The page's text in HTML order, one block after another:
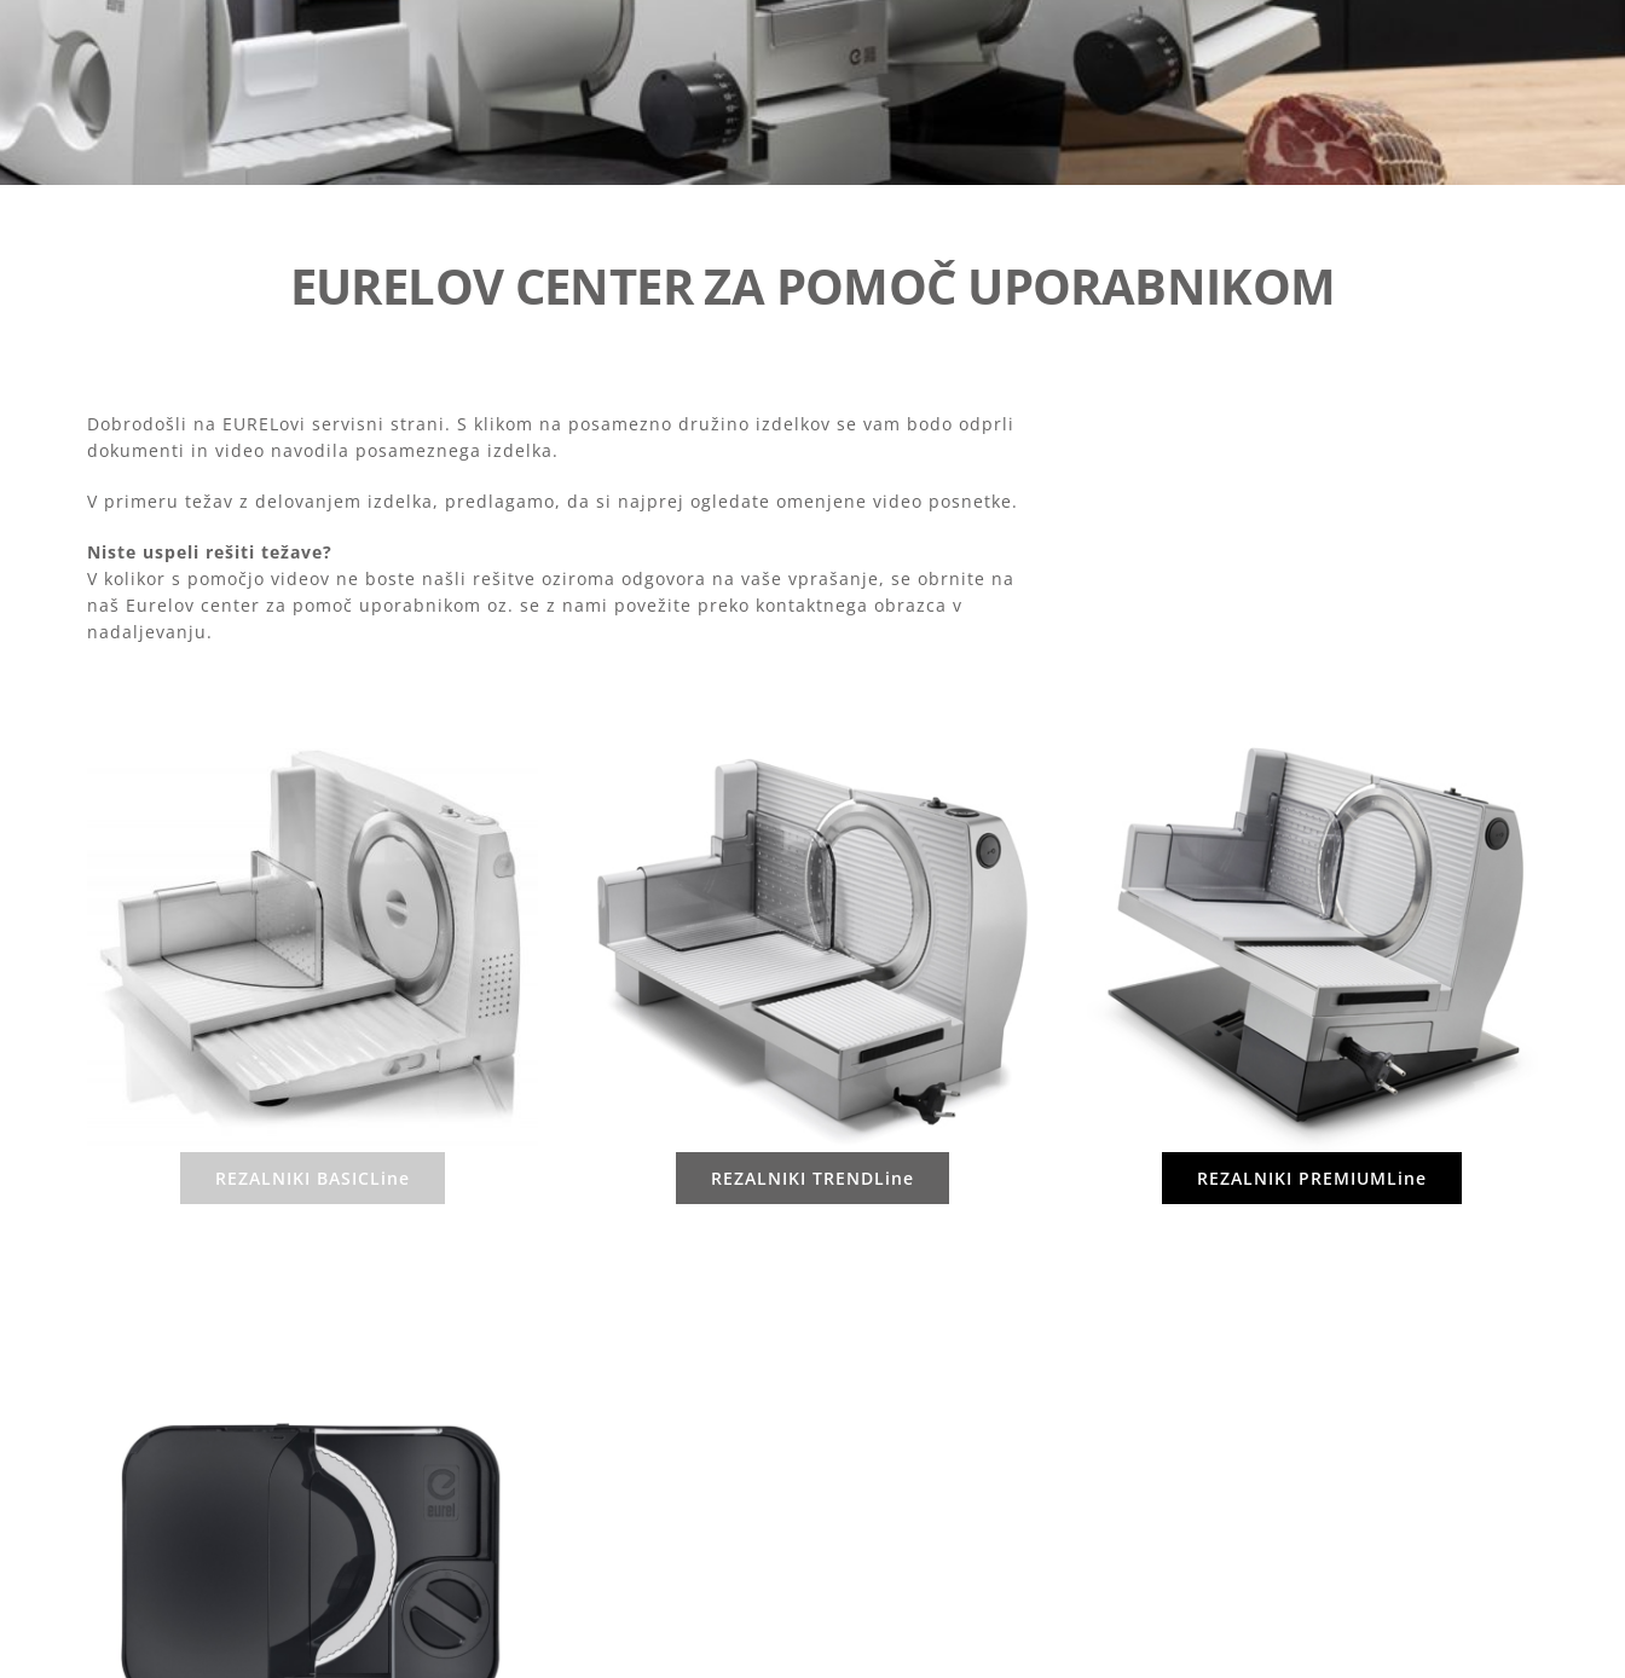
EURELOV CENTER ZA POMOČ UPORABNIKOM
Dobrodošli na EURELovi servisni strani. S klikom na posamezno družino izdelkov se vam bodo odprli
dokumenti in video navodila posameznega izdelka.
V primeru težav z delovanjem izdelka, predlagamo, da si najprej ogledate omenjene video posnetke.
Niste uspeli rešiti težave?
V kolikor s pomočjo videov ne boste našli rešitve oziroma odgovora na vaše vprašanje, se obrnite na
naš Eurelov center za pomoč uporabnikom oz. se z nami povežite preko kontaktnega obrazca v
nadaljevanju.
REZALNIKI BASICLine REZALNIKI TRENDLine REZALNIKI PREMIUMLine